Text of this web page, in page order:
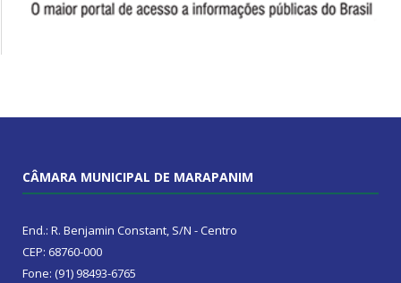
CÂMARA MUNICIPAL DE MARAPANIM
End.: R. Benjamin Constant, S/N - Centro
CEP: 68760-000
Fone: (91) 98493-6765